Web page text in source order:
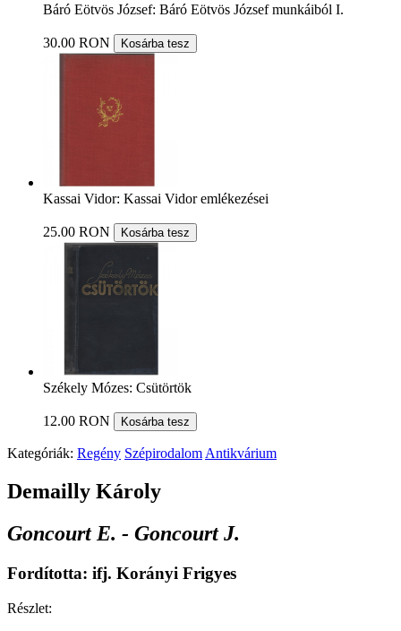
Báró Eötvös József: Báró Eötvös József munkáiból I.
30.00 RON Kosárba tesz
Kassai Vidor: Kassai Vidor emlékezései
25.00 RON Kosárba tesz
Székely Mózes: Csütörtök
12.00 RON Kosárba tesz
Kategóriák: Regény Szépirodalom Antikvárium
Demailly Károly
Goncourt E. - Goncourt J.
Fordította: ifj. Korányi Frigyes
Részlet: